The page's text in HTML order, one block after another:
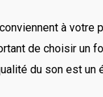
à
de choisir un
du son est un